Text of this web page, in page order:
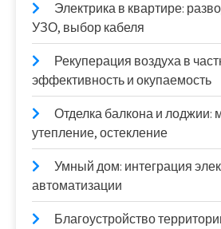
Электрика в квартире:
УЗО, выбор кабеля
Рекуперация воздуха в
эффективность и окупаемость
Отделка балкона и лоджии:
утепление, остекление
Умный дом: интеграция
автоматизации
Благоустройство